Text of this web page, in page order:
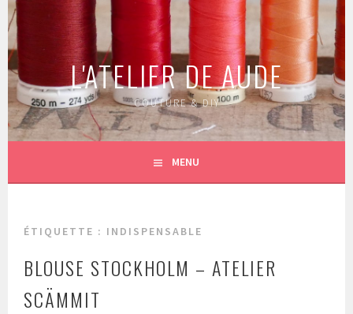
Aller
au
contenu
principal
L'ATELIER DE AUDE
COUTURE & DIY
MENU
ÉTIQUETTE : INDISPENSABLE
BLOUSE STOCKHOLM – ATELIER
SCÄMMIT